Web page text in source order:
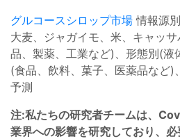
グルコースシロップ市場 情報源
大麦、ジャガイモ、米、キャッ
品、製薬、工業など)、形態別(液
(食品、飲料、菓子、医薬品など
予測
注:私たちの研究者チームは、
業界への影響を研究しており、